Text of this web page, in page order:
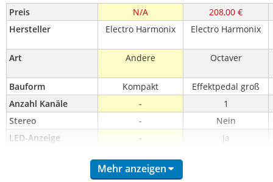
Preis N/A
208,00 €
Hersteller
Electro Harmonix Electro Harmonix
Art Andere Octaver
Bauform Kompakt
Effektpedal groß
Anzahl Kanäle
-
1
Stereo
-
Nein
LED-Anzeige
-
Ja
-
Mehr anzeigen